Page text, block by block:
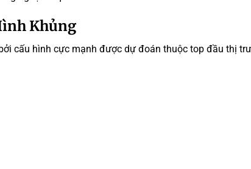
Khủng
cấu hình cực mạnh được dự đoán thuộc top đầu thị